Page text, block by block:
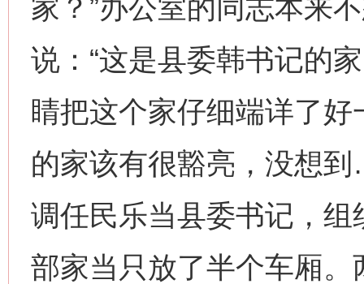
家？”办公室的同志本来
说：“这是县委韩书记的
睛把这个家仔细端详了
的家该有很豁亮，没想
调任民乐当县委书记，
部家当只放了半个车厢。